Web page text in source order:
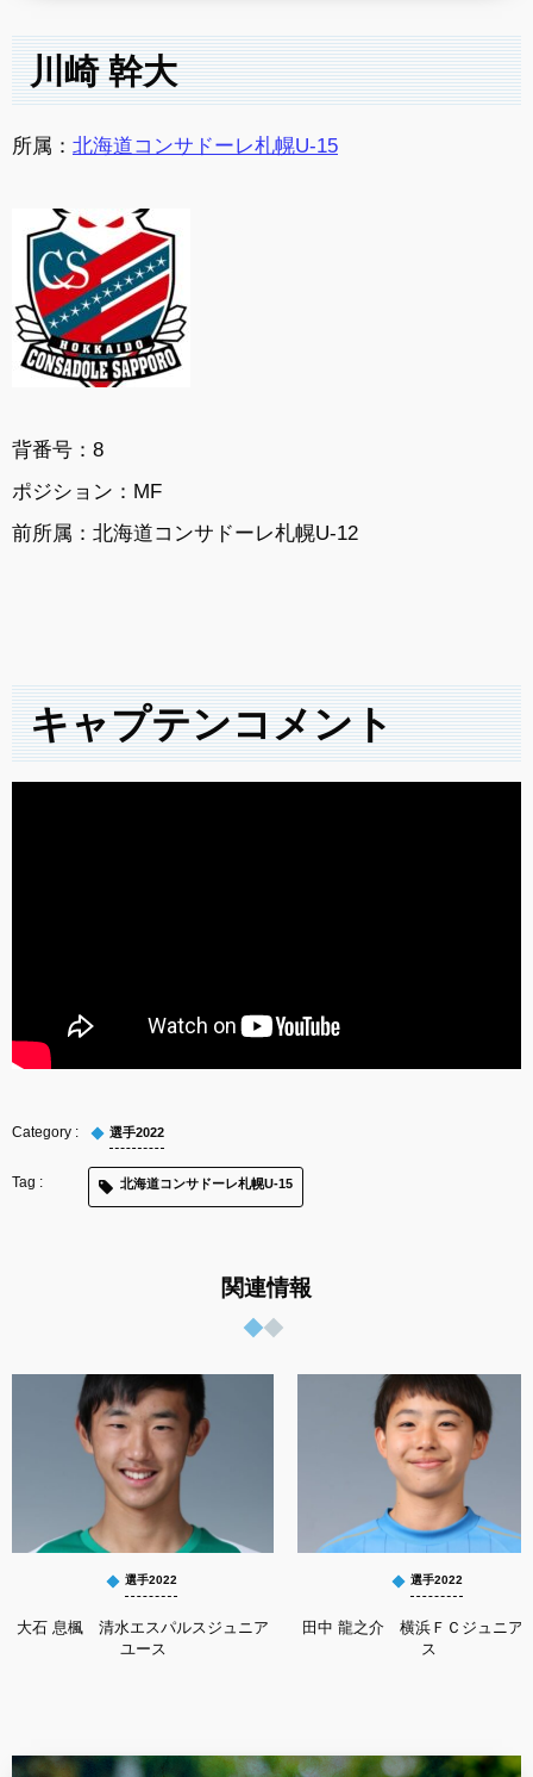
川崎 幹大
所属： 北海道コンサドーレ札幌U-15
背番号：8
ポジション：MF
前所属： 北海道コンサドーレ札幌U-12
キャプテンコメント
選手2022
北海道コンサドーレ札幌U-15
関連情報
選手2022
大石 息楓 清水エスパルスジュニア
ユース
選手2022
田中 龍之介 横浜ＦＣジュニア
ス